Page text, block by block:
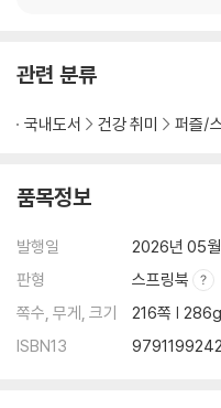
관련 분류
국내도서 건강 취미 퍼즐/
품목정보
발행일
2026년 05월
판형
스프링북
쪽수, 무게, 크기
216쪽 |
ISBN13